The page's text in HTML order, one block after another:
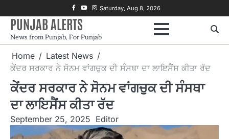
to
content
Facebook
Youtube
Instagram
Saturday, Aug 8, 2026
PUNJAB ALERTS
News from Punjab, For Punjab
Home
Latest News
ਕੇਂਦਰ ਸਰਕਾਰ ਨੇ ਸੋਨਮ ਵਾਂਗਚੁਕ ਦੀ ਸੰਸਥਾ ਦਾ ਲਾਇਸੈਂਸ ਕੀਤਾ ਰੱਦ
ਕੇਂਦਰ ਸਰਕਾਰ ਨੇ ਸੋਨਮ ਵਾਂਗਚੁਕ ਦੀ ਸੰਸਥਾ
ਦਾ ਲਾਇਸੈਂਸ ਕੀਤਾ ਰੱਦ
September 25, 2025 Editor